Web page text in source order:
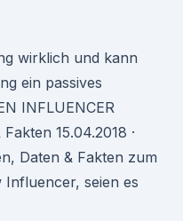
wirklich und kann
ein passives
INFLUENCER
15.04.2018 ·
Daten & Fakten zum
Influencer, seien es